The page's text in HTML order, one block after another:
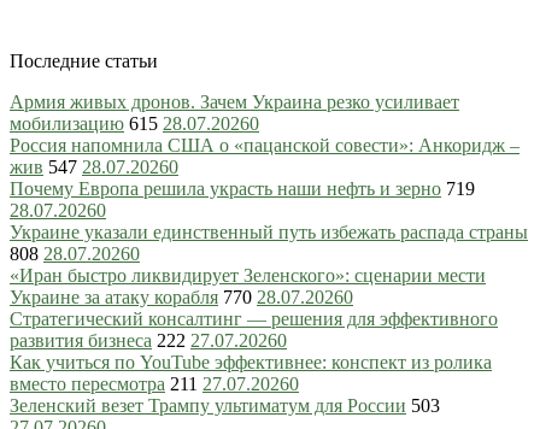
Последние статьи
Армия живых дронов. Зачем Украина резко усиливает
мобилизацию 615 28.07.20260
Россия напомнила США о «пацанской совести»: Анкоридж –
жив 547 28.07.20260
Почему Европа решила украсть наши нефть и зерно 719
28.07.20260
Украине указали единственный путь избежать распада страны
808 28.07.20260
«Иран быстро ликвидирует Зеленского»: сценарии мести
Украине за атаку корабля 770 28.07.20260
Стратегический консалтинг — решения для эффективного
развития бизнеса 222 27.07.20260
Как учиться по YouTube эффективнее: конспект из ролика
вместо пересмотра 211 27.07.20260
Зеленский везет Трампу ультиматум для России 503